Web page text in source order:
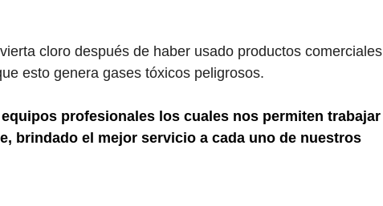
cloro después de haber usado productos comerciales
esto genera gases tóxicos peligrosos.
profesionales los cuales nos permiten trabajar
brindado el mejor servicio a cada uno de nuestros